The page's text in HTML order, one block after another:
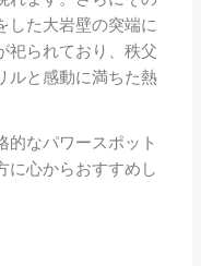
した大岩壁の突端に
祀られており、秩父
ルと感動に満ちた熱
的なパワースポット
に心からおすすめし